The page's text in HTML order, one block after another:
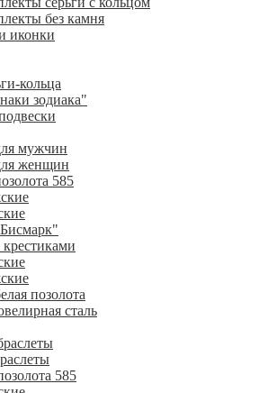
без камня
иконки
кольца
зодиака"
мужчин
женщин
585
позолота
сталь
585